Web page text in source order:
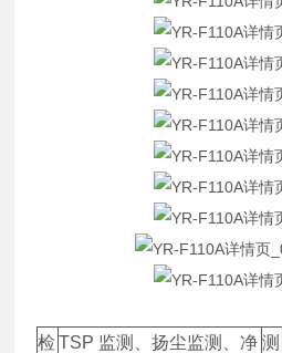
检 TSP 监测、扬尘监测、净 测